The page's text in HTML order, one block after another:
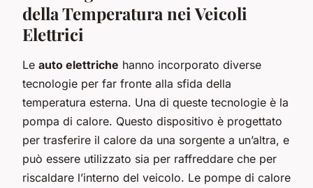
della Temperatura nei Veicoli
Elettrici
Le auto elettriche hanno incorporato diverse
tecnologie per far fronte alla sfida della
temperatura esterna. Una di queste tecnologie è la
pompa di calore. Questo dispositivo è progettato
per trasferire il calore da una sorgente a un’altra, e
può essere utilizzato sia per raffreddare che per
riscaldare l’interno del veicolo. Le pompe di calore